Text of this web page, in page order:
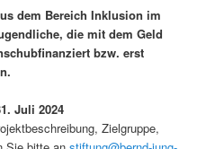
dem Bereich Inklusion im
die mit dem Geld
bzw. erst
Juli 2024
Zielgruppe,